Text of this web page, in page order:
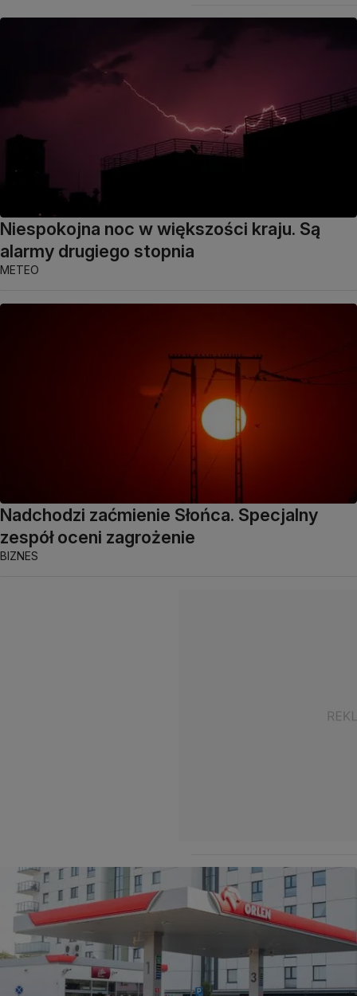
Niespokojna noc w większości kraju. Są
alarmy drugiego stopnia
METEO
Nadchodzi zaćmienie Słońca. Specjalny
zespół oceni zagrożenie
BIZNES